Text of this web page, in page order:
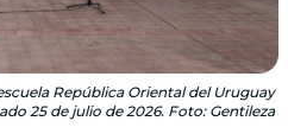
República Oriental del Uruguay
25 de julio de 2026. Foto: Gentileza